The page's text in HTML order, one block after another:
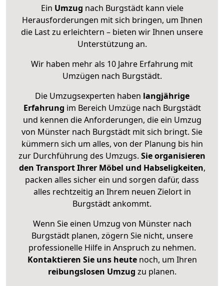
Ein Umzug nach Burgstädt kann viele
Herausforderungen mit sich bringen, um Ihnen
die Last zu erleichtern – bieten wir Ihnen unsere
Unterstützung an.
Wir haben mehr als 10 Jahre Erfahrung mit
Umzügen nach Burgstädt.
Die Umzugsexperten haben langjährige
Erfahrung im Bereich Umzüge nach Burgstädt
und kennen die Anforderungen, die ein Umzug
von Münster nach Burgstädt mit sich bringt. Sie
kümmern sich um alles, von der Planung bis hin
zur Durchführung des Umzugs. Sie organisieren
den Transport Ihrer Möbel und Habseligkeiten,
packen alles sicher ein und sorgen dafür, dass
alles rechtzeitig an Ihrem neuen Zielort in
Burgstädt ankommt.
Wenn Sie einen Umzug von Münster nach
Burgstädt planen, zögern Sie nicht, unsere
professionelle Hilfe in Anspruch zu nehmen.
Kontaktieren Sie uns heutenoch, um Ihren
reibungslosen Umzug zu planen.